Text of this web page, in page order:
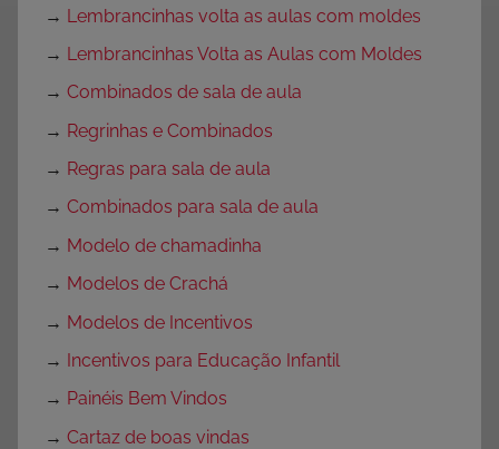
→ Lembrancinhas volta as aulas com moldes
→ Lembrancinhas Volta as Aulas com Moldes
→ Combinados de sala de aula
→ Regrinhas e Combinados
→ Regras para sala de aula
→ Combinados para sala de aula
→ Modelo de chamadinha
→ Modelos de Crachá
→ Modelos de Incentivos
→ Incentivos para Educação Infantil
→ Painéis Bem Vindos
→ Cartaz de boas vindas